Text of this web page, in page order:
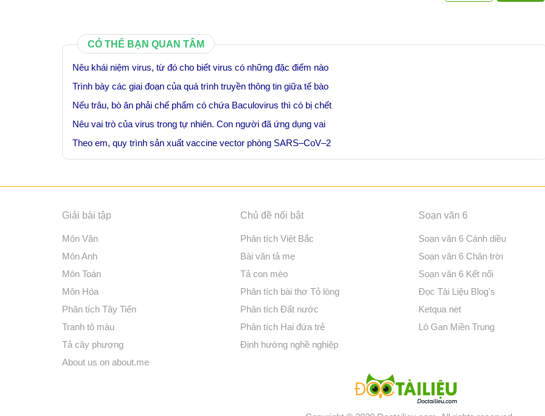
CÓ THỂ BẠN QUAN TÂM
Nêu khái niệm virus, từ đó cho biết virus có những đặc điểm nào
Trình bày các giai đoạn của quá trình truyền thông tin giữa tế bào
Nếu trâu, bò ăn phải chế phẩm có chứa Baculovirus thì có bị chết
Nêu vai trò của virus trong tự nhiên. Con người đã ứng dụng vai
Theo em, quy trình sản xuất vaccine vector phòng SARS–CoV–2
Giải bài tập
Môn Văn
Môn Anh
Môn Toán
Môn Hóa
Phân tích Tây Tiến
Tranh tô màu
Tả cây phượng
About us on about.me
Chủ đề nổi bật
Phân tích Việt Bắc
Bài văn tả mẹ
Tả con mèo
Phân tích bài thơ Tỏ lòng
Phân tích Đất nước
Phân tích Hai đứa trẻ
Định hướng nghề nghiệp
Soạn văn 6
Soạn văn 6 Cánh diều
Soạn văn 6 Chân trời
Soạn văn 6 Kết nối
Đọc Tài Liệu Blog's
Ketqua net
Lô Gan Miền Trung